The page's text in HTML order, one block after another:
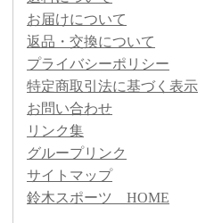
お届けについて
返品・交換について
プライバシーポリシー
特定商取引法に基づく表示
お問い合わせ
リンク集
グループリンク
サイトマップ
鈴木スポーツ HOME